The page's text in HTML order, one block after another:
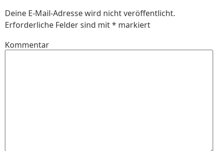
Deine E-Mail-Adresse wird nicht veröffentlicht.
Erforderliche Felder sind mit* markiert
Kommentar